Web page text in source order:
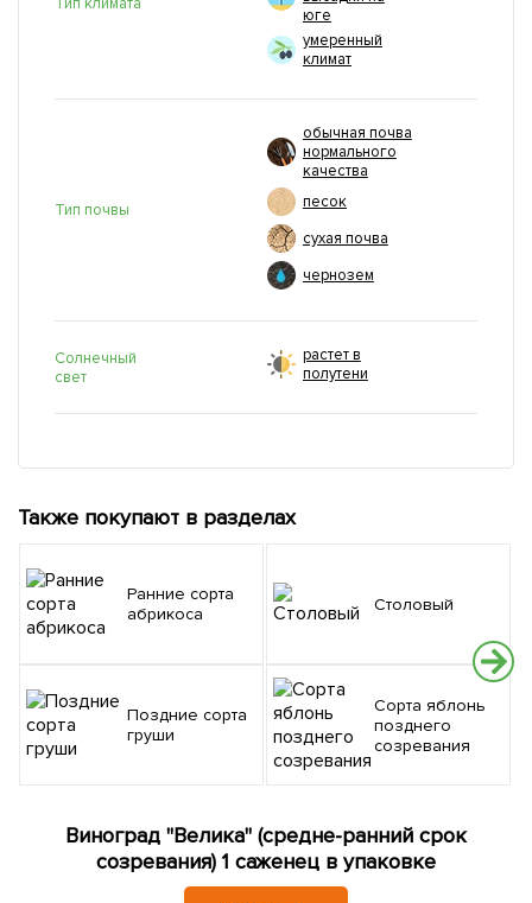
юге
умеренный
климат
Тип почвы
обычная почва
нормального
качества
песок
сухая почва
чернозем
Солнечный
свет
растет в
полутени
Также покупают в разделах
Ранние сорта
абрикоса
Поздние сорта
груши
Столовый
Сорта яблонь
позднего
созревания
Виноград "Велика" (средне-ранний срок
созревания) 1 саженец в упаковке